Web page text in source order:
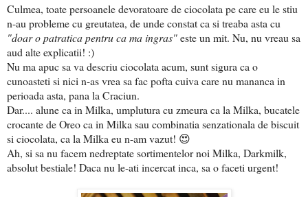
Culmea, toate persoanele devoratoare de ciocolata pe care eu le stiu
n-au probleme cu greutatea, de unde constat ca si treaba asta cu
"doar o patratica pentru ca ma ingras"este un mit. Nu, nu vreau sa
aud alte explicatii! :)
Nu ma apuc sa va descriu ciocolata acum, sunt sigura ca o
cunoasteti si nici n-as vrea sa fac pofta cuiva care nu mananca in
perioada asta, pana la Craciun.
Dar.... alune ca in Milka, umplutura cu zmeura ca la Milka, bucatele
crocante de Oreo ca in Milka sau combinatia senzationala de biscuit
si ciocolata, ca la Milka eu n-am vazut! 😍
Ah, si sa nu facem nedreptate sortimentelor noi Milka, Darkmilk,
absolut bestiale! Daca nu le-ati incercat inca, sa o faceti urgent!